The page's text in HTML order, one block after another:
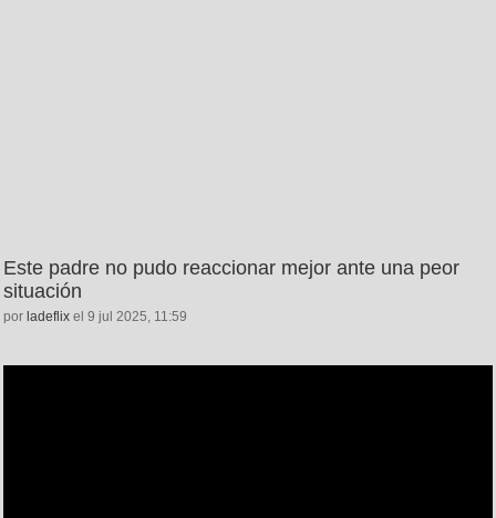
Este padre no pudo reaccionar mejor ante una peor
situación
por ladeflix el 9 jul 2025, 11:59